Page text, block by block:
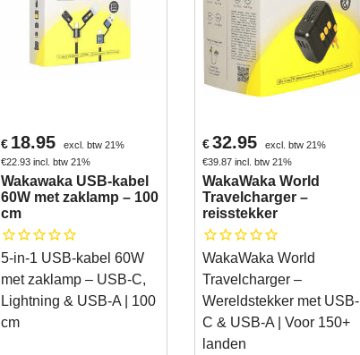
€ 18.95
excl. btw 21%
€22.93 incl. btw 21%
Wakawaka USB-kabel
60W met zaklamp – 100
cm
5-in-1 USB-kabel 60W
met zaklamp – USB-C,
Lightning & USB-A | 100
cm
€32.95
excl. btw 21%
€39.87 incl. btw 21%
WakaWaka World
Travelcharger –
reisstekker
WakaWaka World
Travelcharger –
Wereldstekker met USB-
C & USB-A | Voor 150+
landen